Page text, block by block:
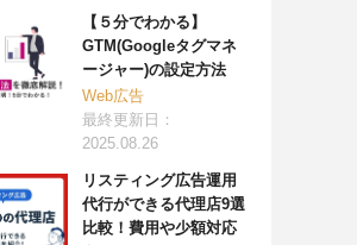
【５分でわかる】
GTM(Googleタグマネ
ージャー)の設定方法
Web広告
最終更新日：
2025.08.26
リスティング広告運用
代行ができる代理店9選
比較！費用や少額対応